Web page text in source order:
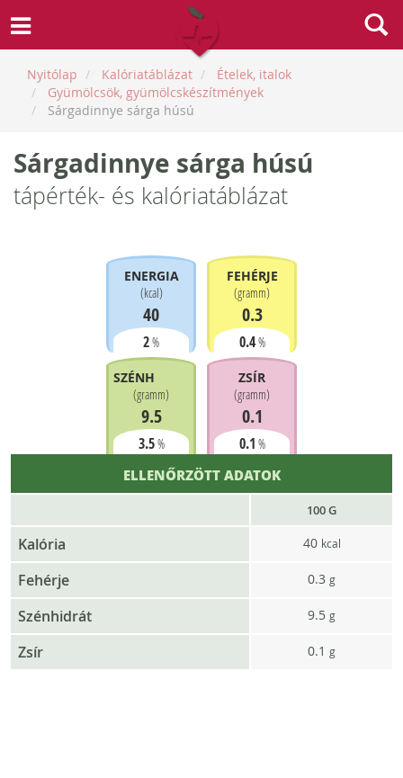
Nyitólap Kalóriatáblázat
Ételek, italok
Gyümölcsök, gyümölcskészítmények
Sárgadinnye sárga húsú
Sárgadinnye sárga húsú
tápérték- és kalóriatáblázat
ENERGIA
(kcal)
40
2%
FEHÉRJE
(gramm)
0.3
0.4%
SZÉNHIDRÁT
(gramm)
9.5
3.5%
ZSÍR
(gramm)
0.1
0.1 %
ELLENŐRZÖTT ADATOK
100 G
Kalória 40 kcal
Fehérje 0.3 g
Szénhidrát 9.5 g
Zsír 0.1 g